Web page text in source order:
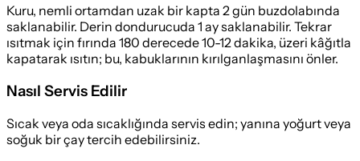
Kuru, nemli ortamdan uzak bir kapta 2 gün buzdolabında
saklanabilir. Derin dondurucuda 1 ay saklanabilir. Tekrar
ısıtmak için fırında 180 derecede 10-12 dakika, üzeri kâğıtla
kapatarak ısıtın; bu, kabuklarının kırılganlaşmasını önler.
Nasıl Servis Edilir
Sıcak veya oda sıcaklığında servis edin; yanına yoğurt veya
soğuk bir çay tercih edebilirsiniz.